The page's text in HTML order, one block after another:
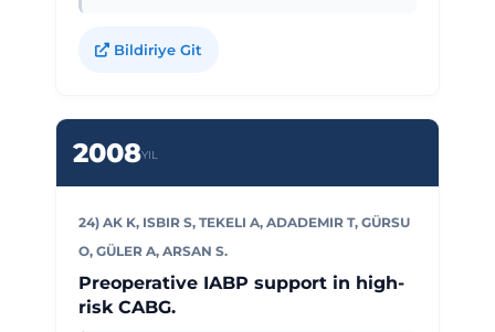
Bildiriye Git
2008YIL
24) AK K, ISBIR S, TEKELI A, ADADEMIR T, GÜRSU
O, GÜLER A, ARSAN S.
Preoperative IABP support in high-
risk CABG.